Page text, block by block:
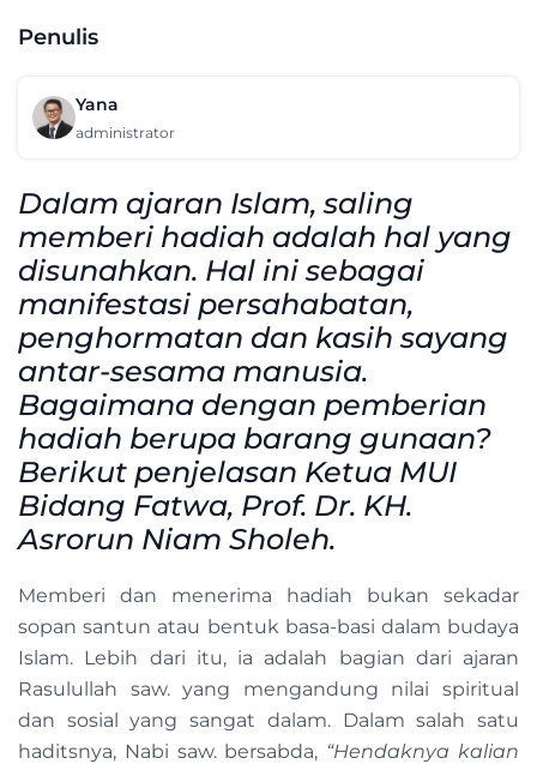
Penulis
Yana
administrator
Dalam ajaran Islam, saling
memberi hadiah adalah hal yang
disunahkan. Hal ini sebagai
manifestasi persahabatan,
penghormatan dan kasih sayang
antar-sesama manusia.
Bagaimana dengan pemberian
hadiah berupa barang gunaan?
Berikut penjelasan Ketua MUI
Bidang Fatwa, Prof. Dr. KH.
Asrorun Niam Sholeh.
Memberi dan menerima hadiah bukan sekadar
sopan santun atau bentuk basa-basi dalam budaya
Islam. Lebih dari itu, ia adalah bagian dari ajaran
Rasulullah saw. yang mengandung nilai spiritual
dan sosial yang sangat dalam. Dalam salah satu
haditsnya, Nabi saw. bersabda, “Hendaknya kalian